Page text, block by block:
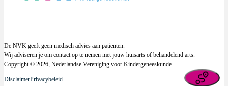
De NVK geeft geen medisch advies aan patiënten.
Wij adviseren je om contact op te nemen met jouw huisarts of behandelend arts.
Copyright © 2026, Nederlandse Vereniging voor Kindergeneeskunde
DisclaimerPrivacybeleid